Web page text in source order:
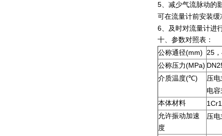
5、减少气流脉动的
可在流量计前安装
6、及时对流量计进
十、参数对照表：
公称通径(mm) 25 ，
公称压力(MPa)
介质温度(℃)
压
电
本体材料
允许振动加速
度
压电